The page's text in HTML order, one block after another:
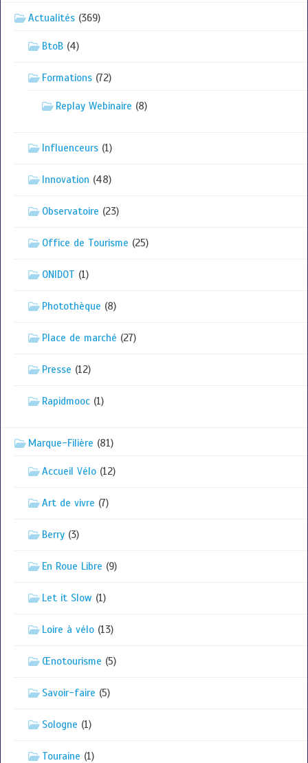
Actualités (369)
BtoB (4)
Formations (72)
Replay Webinaire (8)
Influenceurs (1)
Innovation (48)
Observatoire (23)
Office de Tourisme (25)
ONIDOT (1)
Photothèque (8)
Place de marché (27)
Presse (12)
Rapidmooc (1)
Marque-Filière (81)
Accueil Vélo (12)
Art de vivre (7)
Berry (3)
En Roue Libre (9)
Let it Slow (1)
Loire à vélo (13)
Œnotourisme (5)
Savoir-faire (5)
Sologne (1)
Touraine (1)